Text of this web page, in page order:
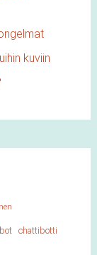
kuviin
chattibotti